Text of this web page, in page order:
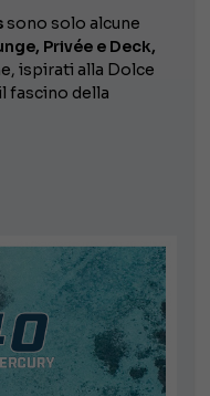
sono solo alcune
Privée e Deck,
ispirati alla Dolce
fascino della